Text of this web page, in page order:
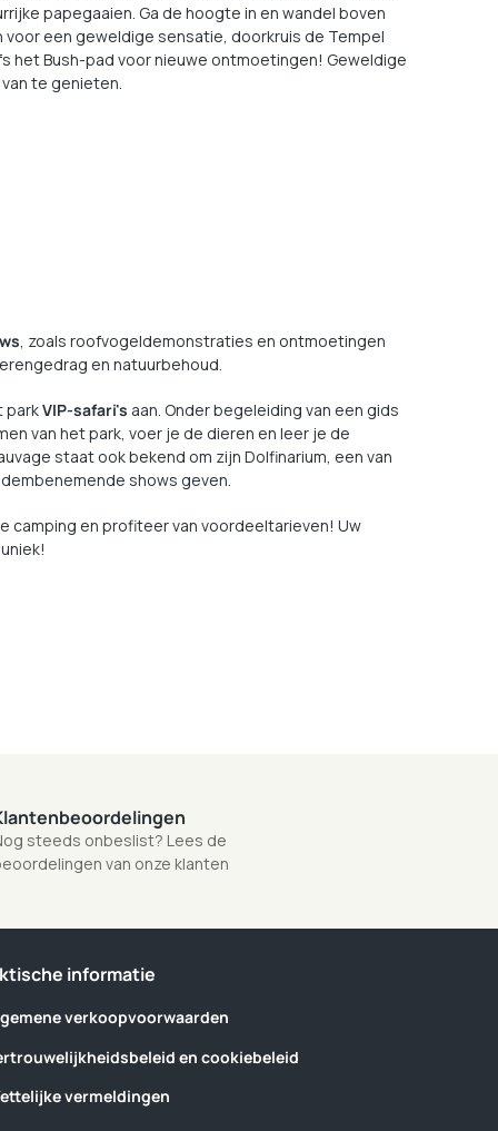
papegaaien. Ga de hoogte in en wandel boven
een geweldige sensatie, doorkruis de Tempel
het Bush-pad voor nieuwe ontmoetingen! Geweldige
te genieten.
, zoals roofvogeldemonstraties en ontmoetingen
en natuurbehoud.
parkVIP-safari's aan. Onder begeleiding van een gids
van het park, voer je de dieren en leer je de
staat ook bekend om zijn Dolfinarium, een van
shows geven.
camping en profiteer van voordeeltarieven! Uw
steeds onbeslist? Lees de
van onze klanten
informatie
verkoopvoorwaarden
en cookiebeleid
vermeldingen